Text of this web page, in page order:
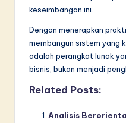
keseimbangan ini.
Dengan menerapkan
membangun sistem yang
adalah perangkat lunak
bisnis, bukan menjadi
Related Posts:
Analisis